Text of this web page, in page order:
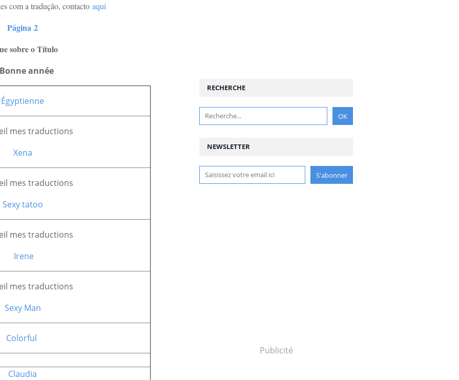
com a tradução, contacto aqui
Página 2
sobre o Título
Égyptienne
Xena
Sexy tatoo
Irene
Sexy Man
Colorful
Claudia
NEWSLETTER
RECHERCHE
Publicité